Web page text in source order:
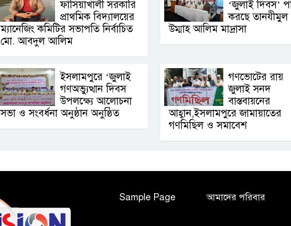
ফাঁসিয়াখালী সরকারি
প্রাথমিক বিদ্যালয়ের
ম্যানেজিং কমিটির সভাপতি নির্বাচিত
মো. আবদুল আলিম
‘জুলাই দিবস’
করছে তানযীমুল
উম্মাহ আলিম মাদ্রাসা
ইসলামপুরে ‘জুলাই
গণঅভ্যুত্থান দিবস
উপলক্ষ্যে আলোচনা
সভা ও সংবর্ধনা অনুষ্ঠান অনুষ্ঠিত
গণভোটের রায়
জুলাই সনদ
বাস্তবায়নের
আহ্বান,ইসলামপুরে জামায়াতের
গণমিছিল ও সমাবেশ
Sample Page আমাদের পরিবার